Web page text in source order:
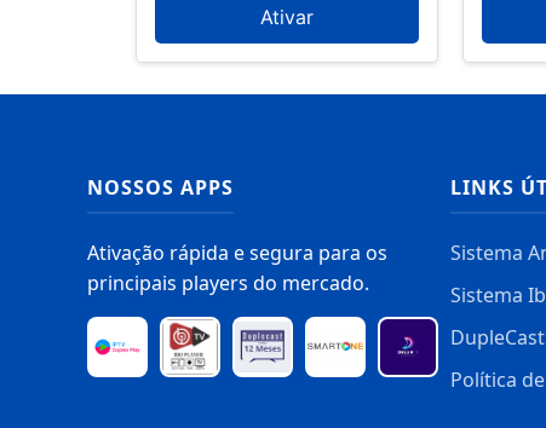
Ativar
NOSSOS APPS
Ativação rápida e segura para os
principais players do mercado.
LINKS
Sistema
Sistema
DupleCast
Política